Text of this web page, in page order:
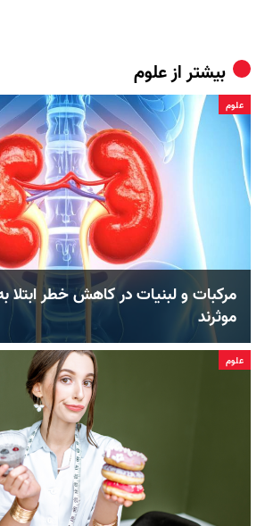
بیشتر ازعلوم
علوم
مرکبات و لبنیات در کاهش خطر ابتلا
موثرند
علوم